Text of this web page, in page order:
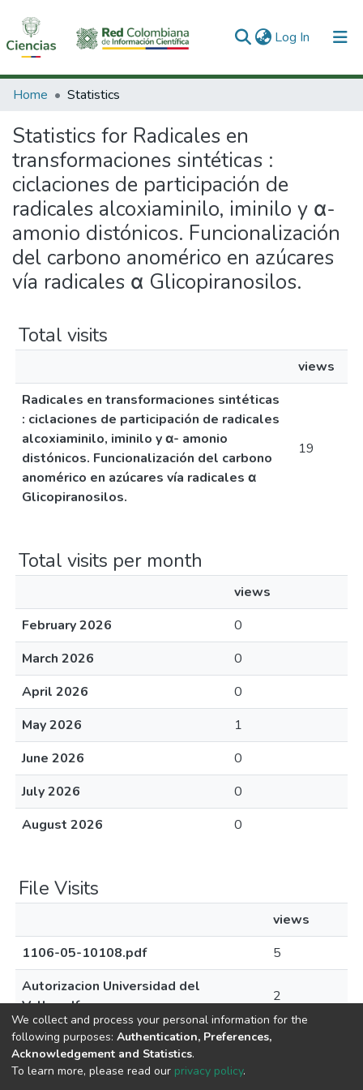
Log In (current)
Communities & Collections
All of DSpace
Home Statistics
Statistics for Radicales en
transformaciones sintéticas :
ciclaciones de participación de
radicales alcoxiaminilo, iminilo y α-
amonio distónicos. Funcionalización
del carbono anomérico en azúcares
vía radicales α Glicopiranosilos.
Total visits
views
Radicales en transformaciones sintéticas
: ciclaciones de participación de radicales
alcoxiaminilo, iminilo y α- amonio
distónicos. Funcionalización del carbono
anomérico en azúcares vía radicales α
Glicopiranosilos.
19
Total visits per month
views
February 2026
0
March 2026
0
April 2026
0
May 2026
1
June 2026
0
July 2026
0
August 2026
0
File Visits
views
1106-05-10108.pdf
5
Autorizacion Universidad del
Valle.pdf
2
DSpace software copyright © 2002-2026
We collect and process your personal information for the
following purposes: Authentication, Preferences,
Acknowledgement and Statistics.
To learn more, please read our privacy policy.